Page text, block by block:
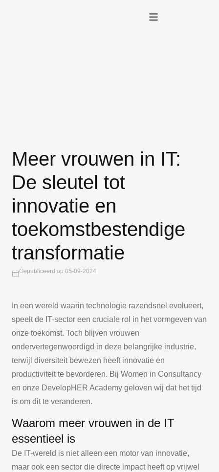
Meer vrouwen in IT:
De sleutel tot
innovatie en
toekomstbestendige
transformatie
Gepubliceerd op 05-09-2024
In een wereld waarin technologie razendsnel evolueert,
speelt de IT-sector een cruciale rol in het vormgeven van
onze toekomst. Toch blijven vrouwen
ondervertegenwoordigd in deze belangrijke industrie,
terwijl diversiteit bewezen heeft innovatie en
productiviteit te bevorderen. Bij Women in Consultancy
en onze DevelopHER Academy geloven wij dat het tijd
is om dit te veranderen.
Waarom meer vrouwen in de IT
essentieel is
De IT-wereld is niet alleen een motor van innovatie,
maar ook een sector die directe impact heeft op vrijwel